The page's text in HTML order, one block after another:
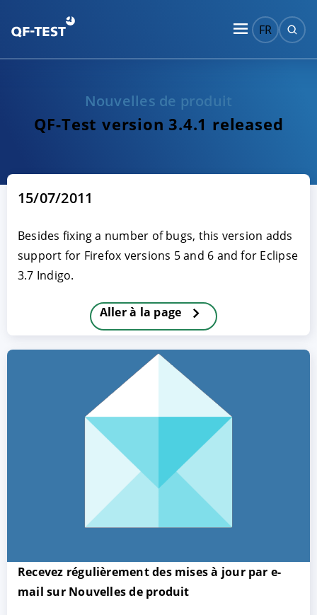
FR
Nouvelles de produit
QF-Test version 3.4.1 released
15/07/2011
Besides fixing a number of bugs, this version adds
support for Firefox versions 5 and 6 and for Eclipse
3.7 Indigo.
Aller à la page
Recevez régulièrement des mises à jour par e-
mail sur Nouvelles de produit
PARAMETRER